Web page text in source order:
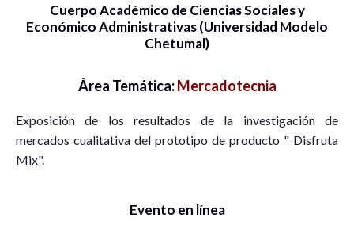
Cuerpo Académico de Ciencias Sociales y
Económico Administrativas (Universidad Modelo
Chetumal)
Área Temática:Mercadotecnia
Exposición de los resultados de la investigación de
mercados cualitativa del prototipo de producto " Disfruta
Mix".
Evento en línea